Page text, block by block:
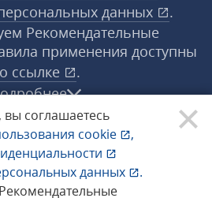
вы соглашаетесь
cookie
,
данных
.
данных
.
Рекомендательные
применения доступны
ссылке
.
®. Все права